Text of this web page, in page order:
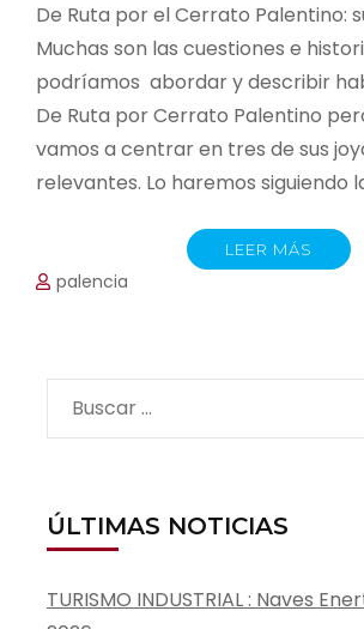
De Ruta por el Cerrato Palentino:
Muchas son las cuestiones e
podríamos abordar y describir
De Ruta por Cerrato Palentino
vamos a centrar en tres de sus
relevantes. Lo haremos siguiendo
LEER MÁS
palencia
Buscar:
ÚLTIMAS NOTICIAS
TURISMO INDUSTRIAL : Naves